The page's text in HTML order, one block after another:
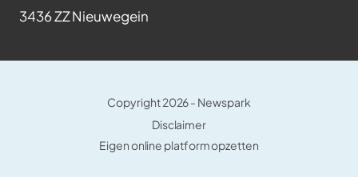
3436 ZZ Nieuwegein
Copyright 2026 - Newspark
Disclaimer
Eigen online platform opzetten